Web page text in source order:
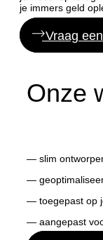
je immers geld
Vraag
Onze
— slim
—
— toegepast op
— aangepast